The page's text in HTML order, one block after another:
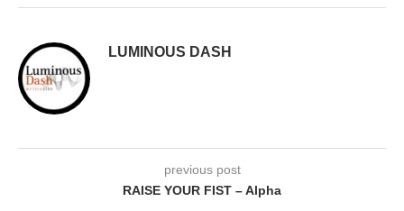
LUMINOUS DASH
previous post
RAISE YOUR FIST – Alpha